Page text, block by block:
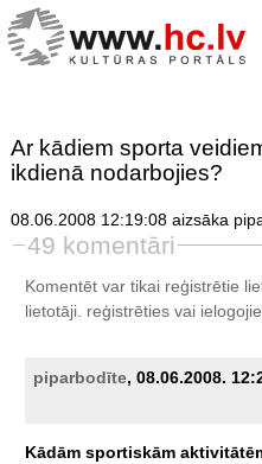
Ar kādiem sporta
ikdienā nodarbojies?
08.06.2008 12:19:08 aizsāka
49 komentāri
Komentēt var tikai reģistrētie
lietotāji. reģistrētiesvai
piparbodīte, 08.06.2008.
Kādām sportiskām